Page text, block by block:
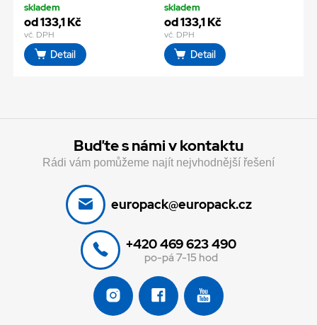
skladem
od 133,1 Kč
vč. DPH
Detail
skladem
od 133,1 Kč
vč. DPH
Detail
Buďte s námi v kontaktu
Rádi vám pomůžeme najít nejvhodnější řešení
europack@europack.cz
+420 469 623 490
po-pá 7-15 hod